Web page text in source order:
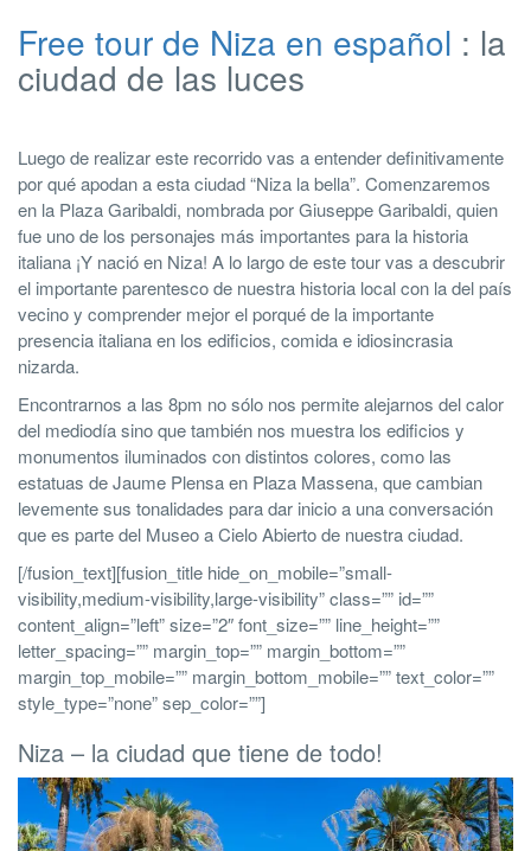
Free tour de Niza en español : la
ciudad de las luces
Luego de realizar este recorrido vas a entender definitivamente
por qué apodan a esta ciudad “Niza la bella”. Comenzaremos
en la Plaza Garibaldi, nombrada por Giuseppe Garibaldi, quien
fue uno de los personajes más importantes para la historia
italiana ¡Y nació en Niza! A lo largo de este tour vas a descubrir
el importante parentesco de nuestra historia local con la del país
vecino y comprender mejor el porqué de la importante
presencia italiana en los edificios, comida e idiosincrasia
nizarda.
Encontrarnos a las 8pm no sólo nos permite alejarnos del calor
del mediodía sino que también nos muestra los edificios y
monumentos iluminados con distintos colores, como las
estatuas de Jaume Plensa en Plaza Massena, que cambian
levemente sus tonalidades para dar inicio a una conversación
que es parte del Museo a Cielo Abierto de nuestra ciudad.
[/fusion_text][fusion_title hide_on_mobile=”small-
visibility,medium-visibility,large-visibility” class=”” id=””
content_align=”left” size=”2″ font_size=”” line_height=””
letter_spacing=”” margin_top=”” margin_bottom=””
margin_top_mobile=”” margin_bottom_mobile=”” text_color=””
style_type=”none” sep_color=””]
Niza – la ciudad que tiene de todo!